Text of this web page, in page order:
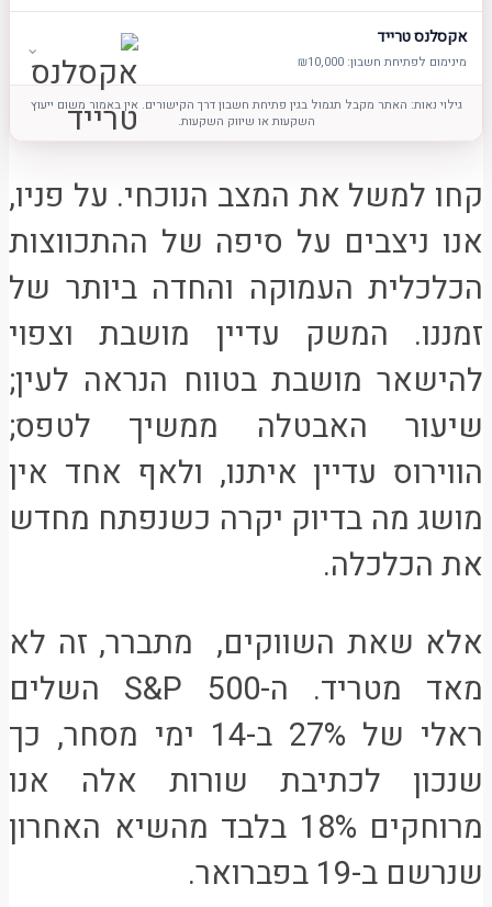
אקסלנס טרייד
מינימום לפתיחת חשבון: ₪10,000
⌄
גילוי נאות: האתר מקבל תגמול בגין פתיחת חשבון דרך הקישורים. אין באמור משום ייעוץ
השקעות או שיווק השקעות.
קחו למשל את המצב הנוכחי. על פניו,
אנו ניצבים על סיפה של ההתכווצות
הכלכלית העמוקה והחדה ביותר של
זמננו. המשק עדיין מושבת וצפוי
להישאר מושבת בטווח הנראה לעין;
שיעור האבטלה ממשיך לטפס;
הווירוס עדיין איתנו, ולאף אחד אין
מושג מה בדיוק יקרה כשנפתח מחדש
את הכלכלה.
אלא שאת השווקים, מתברר, זה לא
מאד מטריד. ה-S&P 500 השלים
ראלי של 27% ב-14 ימי מסחר, כך
שנכון לכתיבת שורות אלה אנו
מרוחקים 18% בלבד מהשיא האחרון
שנרשם ב-19 בפברואר.